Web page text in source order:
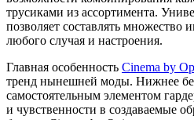
трусиками из ассортимента.
позволяет составлять множество
любого случая и настроения.
Главная особенность Cinema by
тренд нынешней моды. Нижнее
самостоятельным элементом
и чувственности в создаваемые